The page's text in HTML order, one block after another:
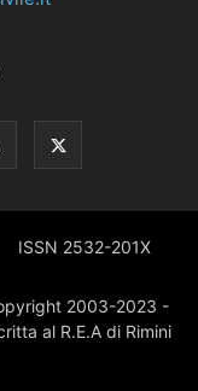
ISSN 2532-201X
2003-2023 -
al R.E.A di Rimini